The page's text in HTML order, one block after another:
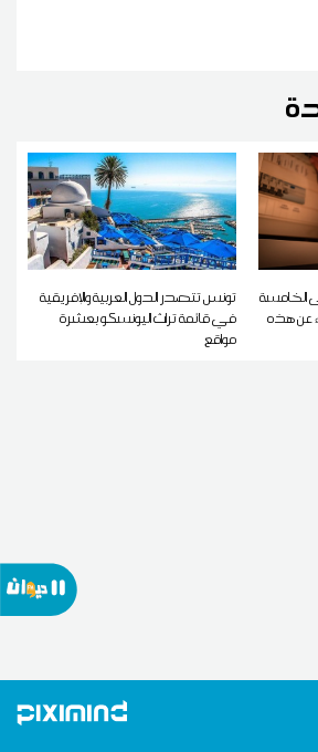
الخامسة
عن هذه
تونس تتصدر الدول العربية والإفريقية
في قائمة تراث اليونسكو بعشرة
مواقع